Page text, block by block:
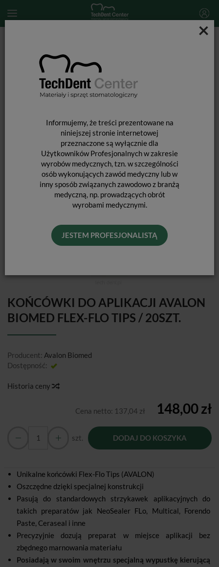
×
Informujemy, że treści prezentowane na
niniejszej stronie internetowej
przeznaczone są wyłącznie dla
Użytkowników Profesjonalnych w zakresie
wyrobów medycznych, tzn. w szczególności
osób wykonujących zawód medyczny lub w
inny sposób związanych zawodowo z branżą
medyczną, np. prowadzących obrót
wyrobami medycznymi.
JESTEM PROFESJONALISTĄ
Końcówki do aplikacji Avalon Biomed FLEX-Flo Tips / 20szt.
KOŃCÓWKI DO APLIKACJI AVALON
BIOMED FLEX-FLO TIPS / 20SZT.
Producent: Avalon Biomed
Dostępność:
Historia ceny
Cena netto: 137,04 zł 148,00 zł
szt. DODAJ DO KOSZYKA
Unikalne końcówki Flex-Flo Tips (AVALON)
Oszczędne dzięki specjalnej konstrukcji
Pasują do standardowych strzykawek aplikacyjnych do
takich preparatów jak NeoSealer FLo, Multical, Forendo
Paste, Ceraseal i inne
Precyzyjnie dozują preparat w miejsce aplikacji bez
zbędnego marnowania materiału
Posiadają w swoim wnętrzu specjalną wypustkę kierującą